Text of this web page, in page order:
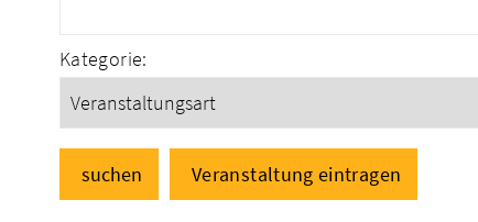
Kategorie:
suchen Veranstaltung eintragen